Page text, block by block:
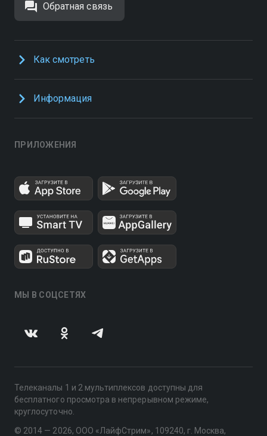
Обратная связь
Как смотреть
Информация
ПРИЛОЖЕНИЯ
МЫ В СОЦСЕТЯХ
Телеканалы 1 и 2 мультиплексов доступны для
бесплатного просмотра в непрерывном режиме,
круглосуточно.
© 2014 — 2026, ООО «ЛайфСтрим», 109240, г. Москва,